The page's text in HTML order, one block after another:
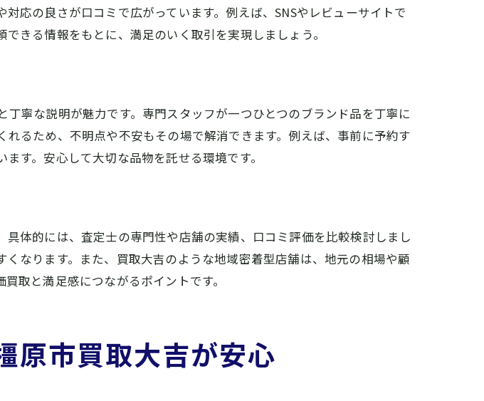
丁寧な査定が評判
県橿原市買取大吉の特徴
県橿原市買取大吉の安心感
買取と他地域の違い
リピーターが多い理由
頼できる査定体制
れる理由を徹底解説
スタッフ対応が評判
良県橿原市買取大吉の強み
アクセスも便利
応の良さが口コミで広がっています。例えば、SNSやレビューサイトで
きる情報をもとに、満足のいく取引を実現しましょう。
寧な説明が魅力です。専門スタッフが一つひとつのブランド品を丁寧に
るため、不明点や不安もその場で解消できます。例えば、事前に予約す
す。安心して大切な品物を託せる環境です。
体的には、査定士の専門性や店舗の実績、口コミ評価を比較検討しまし
なります。また、買取大吉のような地域密着型店舗は、地元の相場や顧
取と満足感につながるポイントです。
原市買取大吉が安心